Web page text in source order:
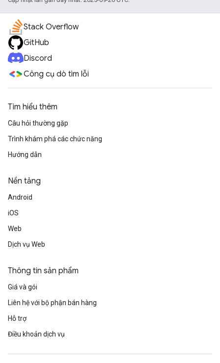
Stack Overflow
GitHub
Discord
Công cụ dò tìm lỗi
Tìm hiểu thêm
Câu hỏi thường gặp
Trình khám phá các chức năng
Hướng dẫn
Nền tảng
Android
iOS
Web
Dịch vụ Web
Thông tin sản phẩm
Giá và gói
Liên hệ với bộ phận bán hàng
Hỗ trợ
Điều khoản dịch vụ